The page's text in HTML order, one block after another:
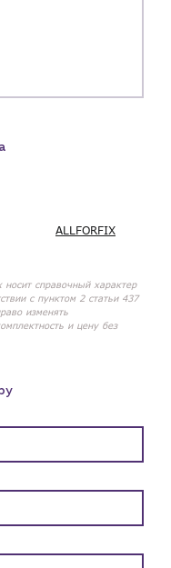
63
ALLFORFIX
справочный характер
с пунктом 2 статьи 437
изменять
и цену без